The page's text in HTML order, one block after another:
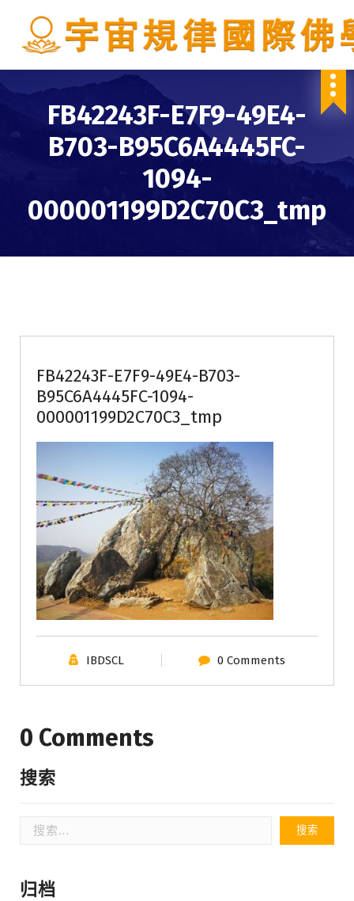
FB42243F-E7F9-49E4-
B703-B95C6A4445FC-
1094-
000001199D2C70C3_tmp
FB42243F-E7F9-49E4-B703-
B95C6A4445FC-1094-
000001199D2C70C3_tmp
IBDSCL 0 Comments
0 Comments
搜索
归档